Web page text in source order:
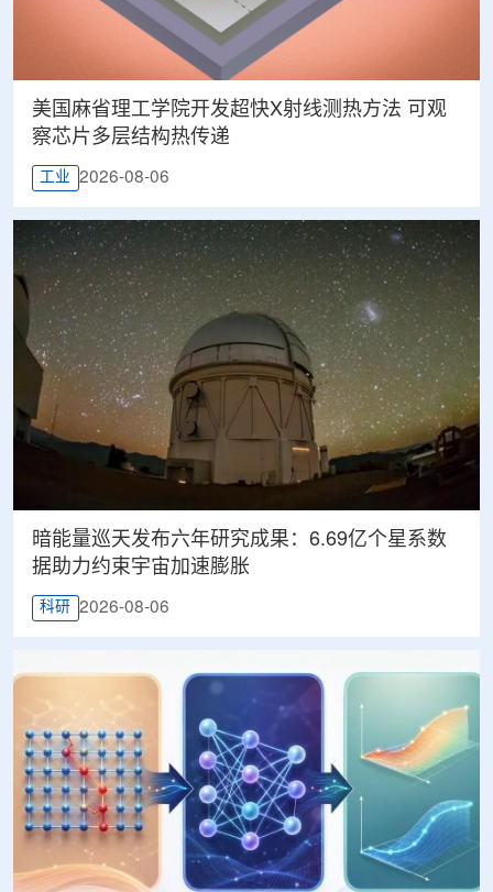
美国麻省理工学院开发超快X射线测热方法 可观
察芯片多层结构热传递
工业 2026-08-06
暗能量巡天发布六年研究成果：6.69亿个星系数
据助力约束宇宙加速膨胀
科研 2026-08-06